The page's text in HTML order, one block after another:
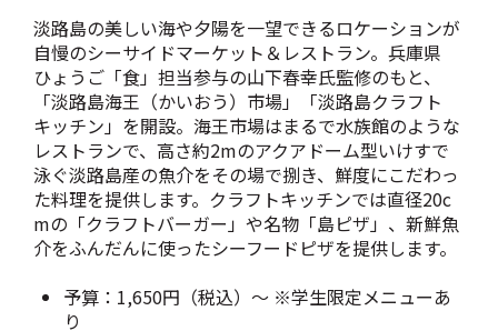
淡路島の美しい海や夕陽を一望できるロケーションが
自慢のシーサイドマーケット＆レストラン。兵庫県
ひょうご「食」担当参与の山下春幸氏監修のもと、
「淡路島海王（かいおう）市場」「淡路島クラフト
キッチン」を開設。海王市場はまるで水族館のような
レストランで、高さ約2mのアクアドーム型いけすで
泳ぐ淡路島産の魚介をその場で捌き、鮮度にこだわっ
た料理を提供します。クラフトキッチンでは直径20c
mの「クラフトバーガー」や名物「島ピザ」、新鮮魚
介をふんだんに使ったシーフードピザを提供します。
予算：1,650円（税込）～ ※学生限定メニューあ
り